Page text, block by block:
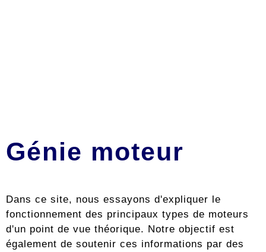
Génie moteur
Dans ce site, nous essayons d'expliquer le
fonctionnement des principaux types de moteurs
d'un point de vue théorique. Notre objectif est
également de soutenir ces informations par des